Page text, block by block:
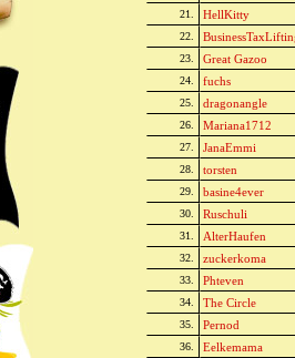
21.
HellKitty
22.
23. Great Gazoo
24. fuchs
25. dragonangle
26. Mariana1712
27. JanaEmmi
28. torsten
29. basine4ever
30. Ruschuli
31. AlterHaufen
32. zuckerkoma
33. Phteven
34. The Circle
35. Pernod
36. Eelkemama